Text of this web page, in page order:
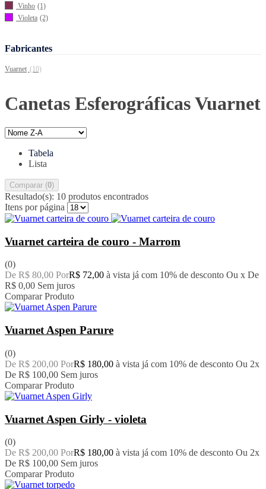
Vinho (1)
Violeta (2)
Fabricantes
Vuarnet (10)
Canetas Esferográficas Vuarnet
Tabela
Lista
Comparar (0)
Resultado(s): 10 produtos encontrados
Itens por página
Vuarnet carteira de couro - Marrom
(0)
De R$ 80,00 PorR$ 72,00 à vista já com 10% de desconto Ou x De
R$ 0,00 Sem juros
Comparar Produto
Vuarnet Aspen Parure
(0)
De R$ 200,00 PorR$ 180,00 à vista já com 10% de desconto Ou 2x
De R$ 100,00 Sem juros
Comparar Produto
Vuarnet Aspen Girly - violeta
(0)
De R$ 200,00 PorR$ 180,00 à vista já com 10% de desconto Ou 2x
De R$ 100,00 Sem juros
Comparar Produto